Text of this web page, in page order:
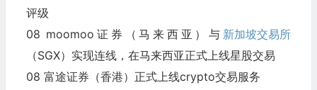
评级
08 moomoo证券（马来西亚）与 新加坡交易所
（SGX）实现连线，在马来西亚正式上线星股交易
08 富途证券（香港）正式上线crypto交易服务